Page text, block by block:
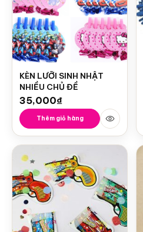
KÈN LƯỠI SINH NHẬT
NHIỀU CHỦ ĐỀ
35,000₫
Thêm giỏ hàng